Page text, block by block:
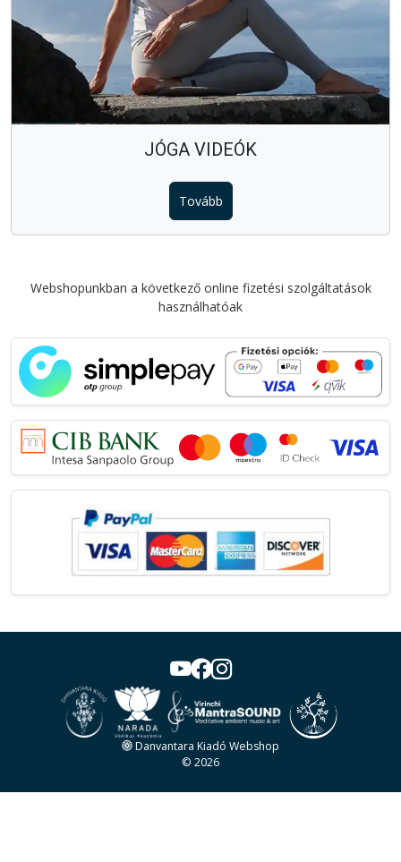
JÓGA VIDEÓK
Tovább
Webshopunkban a következő online fizetési szolgáltatások
használhatóak
Danvantara Kiadó Webshop
© 2026